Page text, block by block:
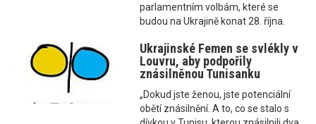
parlamentním volbám, které se
budou na Ukrajině konat 28. října.
Ukrajinské Femen se svlékly v
Louvru, aby podpořily
znásilněnou Tunisanku
„Dokud jste ženou, jste potenciální
obětí znásilnění. A to, co se stalo s